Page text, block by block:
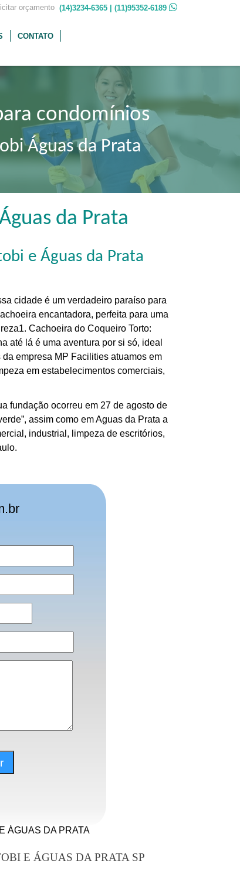
(14)3234-6365 | (11)95352-6189
orçamento
CONTATO
condomínios
Águas da Prata
da Prata
e Águas da Prata
cidade é um verdadeiro paraíso para
encantadora, perfeita para uma
Cachoeira do Coqueiro Torto:
até lá é uma aventura por si só, ideal
empresa MP Facilities atuamos em
em estabelecimentos comerciais,
fundação ocorreu em 27 de agosto de
assim como em Aguas da Prata a
industrial, limpeza de escritórios,
ÁGUAS DA PRATA
E ÁGUAS DA PRATA SP